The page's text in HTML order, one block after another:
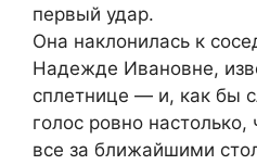
первый удар.
Она наклонилась к
Надежде Ивановне,
сплетнице — и, как бы
голос ровно
все за ближайшими